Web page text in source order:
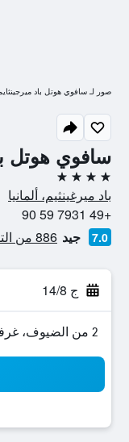
سافوي هوتل
4 نجوم
باد ميرغينثيم، ألمانيا
+49 7931 59 90
7.0 جيد 886 من التقييمات تم التحقق منها
ج 14/8
2 من الضيوف، غرفة واحدة
صور لـ سافوي هوتل باد